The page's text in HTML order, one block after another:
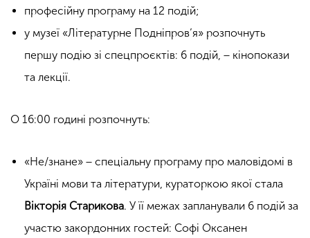
професійну програму на 12 подій;
у музеї «Літературне Подніпров’я» розпочнуть
першу подію зі спецпроєктів: 6 подій, − кінопокази
та лекції.
О 16:00 годині розпочнуть:
«Не/знане» − спеціальну програму про маловідомі в
Україні мови та літератури, кураторкою якої стала
Вікторія Старикова. У її межах запланували 6 подій за
участю закордонних гостей: Софі Оксанен